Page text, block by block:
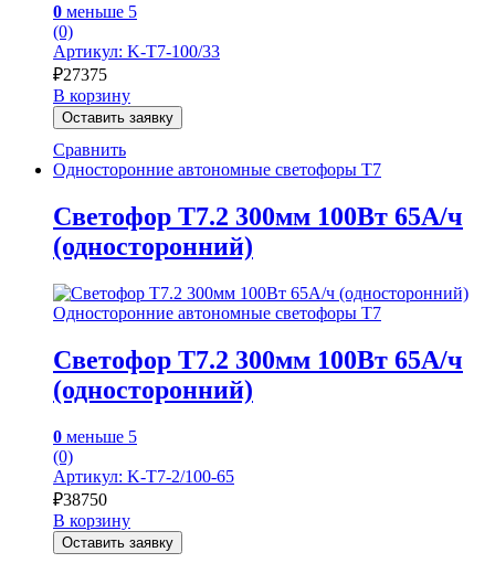
0 меньше 5
(0)
Артикул: K-T7-100/33
₽27375
В корзину
Оставить заявку
Сравнить
Односторонние автономные светофоры Т7
Светофор Т7.2 300мм 100Вт 65А/ч
(односторонний)
Односторонние автономные светофоры Т7
Светофор Т7.2 300мм 100Вт 65А/ч
(односторонний)
0 меньше 5
(0)
Артикул: K-T7-2/100-65
₽38750
В корзину
Оставить заявку